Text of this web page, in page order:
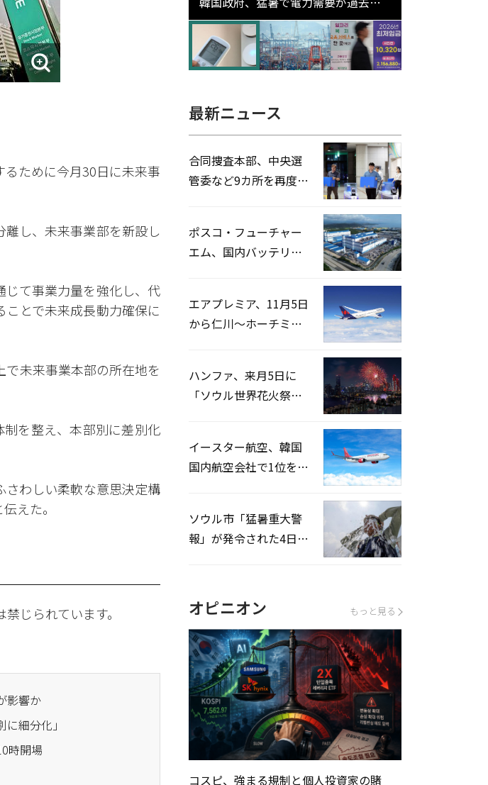
ために今月30日に未来事
し、未来事業部を新設し
て事業力量を強化し、代
とで未来成長動力確保に
未来事業本部の所在地を
を整え、本部別に差別化
わしい柔軟な意思決定構
えた。
じられています。
影響か
細分化」
時開場
高更新の可能性に需給対応体制を点
検
最新ニュース
合同捜査本部、中央選
管委など9カ所を再度家
ポスコ・フューチャー
エム、国内バッテリー
エアプレミア、11月5日
から仁川〜ホーチミン
ハンファ、来月5日に
「ソウル世界花火祭り
イースター航空、韓国
国内航空会社で1位を記
ソウル市「猛暑重大警
報」が発令された4日、
オピニオン もっと見る
コスピ、強まる規制と個人投資家の賭